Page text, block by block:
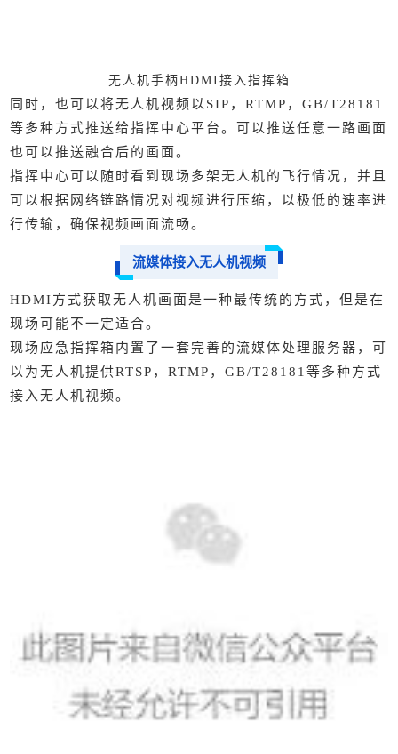
无人机手柄HDMI接入指挥箱
同时，也可以将无人机视频以 SIP ，RTMP，GB/T28181
等多种方式推送给指挥中心平台。可以推送任意一路画面
也可以推送融合后的画面。
指挥中心可以随时看到现场多架无人机的飞行情况，并且
可以根据网络链路情况对视频进行压缩，以极低的速率进
行传输，确保视频画面流畅。
流媒体接入无人机视频
HDMI方式获取无人机画面是一种最传统的方式，但是在
现场可能不一定适合。
现场应急指挥箱内置了一套完善的流媒体处理服务器，可
以为无人机提供RTSP，RTMP，GB/T28181等多种方式
接入无人机视频。